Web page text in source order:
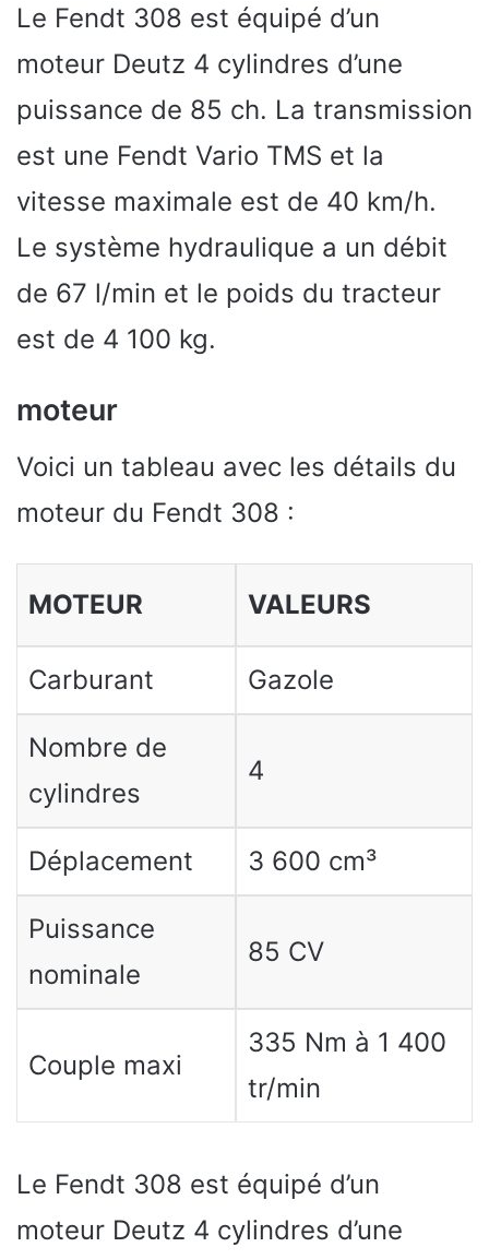
Le Fendt 308 est équipé d’un
moteur Deutz 4 cylindres d’une
puissance de 85 ch. La transmission
est une Fendt Vario TMS et la
vitesse maximale est de 40 km/h.
Le système hydraulique a un débit
de 67 l/min et le poids du tracteur
est de 4 100 kg.
moteur
Voici un tableau avec les détails du
moteur du Fendt 308 :
MOTEUR VALEURS
Carburant Gazole
Nombre de
cylindres
4
Déplacement 3 600 cm³
Puissance
nominale
85 CV
Couple maxi
335 Nm à 1 400
tr/min
Le Fendt 308 est équipé d’un
moteur Deutz 4 cylindres d’une